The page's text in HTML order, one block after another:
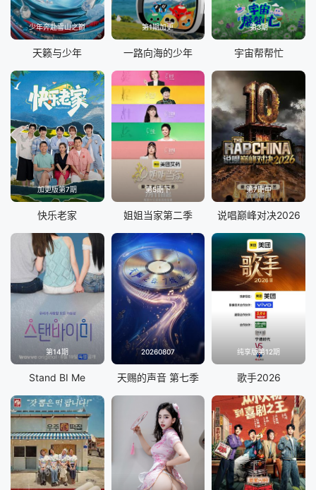
少年奔赴雪山之巅
天籁与少年
第1期加更
一路向海的少年
第3期
宇宙帮帮忙
加更版第7期
快乐老家
第5期下
姐姐当家第二季
第7期中
说唱巅峰对决2026
第14期
Stand BI Me
20260807
天赐的声音 第七季
纯享版第12期
歌手2026